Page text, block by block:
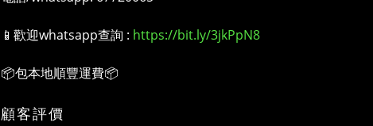
📱歡迎whatsapp查詢 : https://bit.ly/3jkPpN8
📦包本地順豐運費📦
顧客評價